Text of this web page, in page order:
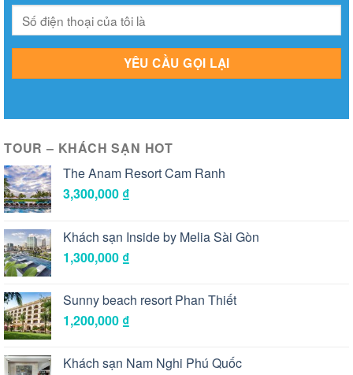
TOUR – KHÁCH SẠN HOT
The Anam Resort Cam Ranh
3,300,000 ₫
Khách sạn Inside by Melia Sài Gòn
1,300,000 ₫
Sunny beach resort Phan Thiết
1,200,000 ₫
Khách sạn Nam Nghi Phú Quốc